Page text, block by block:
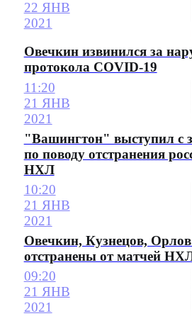
22 ЯНВ
2021
Овечкин извинился за
протокола COVID-19
11:20
21 ЯНВ
2021
"Вашингтон" выступил с
по поводу отстранения
НХЛ
10:20
21 ЯНВ
2021
Овечкин, Кузнецов,
отстранены от матчей
09:20
21 ЯНВ
2021